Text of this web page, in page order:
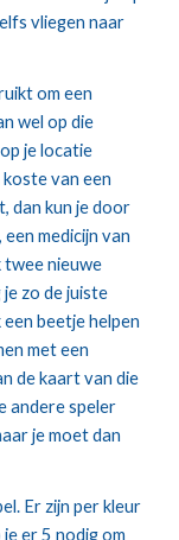
vliegen naar
om een
wel op die
je locatie
van een
dan kun je door
medicijn van
twee nieuwe
zo de juiste
beetje helpen
met een
de kaart van die
andere speler
je moet dan
Er zijn per kleur
er 5 nodig om